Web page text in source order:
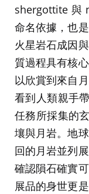
shergottite 與
命名依據，也
火星岩石成因
質過程具有核
以欣賞到來自
看到人類親手
任務所採集的
壤與月岩。地
回的月岩並列
確認隕石確實
展品的身世更